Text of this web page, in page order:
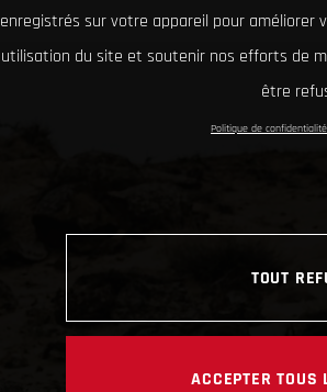
enregistrés sur votre appareil pour améliorer
utilisation du site et soutenir nos efforts de
être
Politique de confidentialité
TOUT
ACCEPTER TOUS